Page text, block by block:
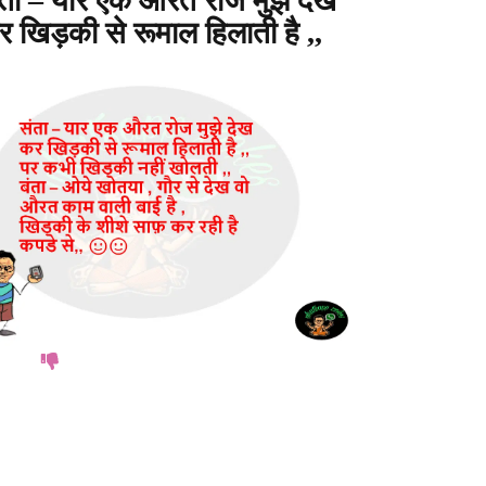
खिड़की से रूमाल हिलाती है ,,